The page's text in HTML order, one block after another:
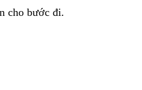
cho bước đi.